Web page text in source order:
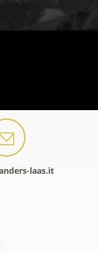
laas.it